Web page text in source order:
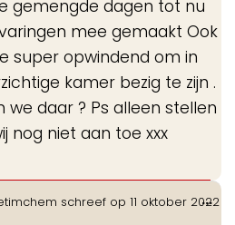
gemengde dagen tot nu
mee gemaakt Ook
super opwindend om in
kamer bezig te zijn .
we daar ? Ps alleen stellen
nog niet aan toe xxx
schreef op 11 oktober 2022
...